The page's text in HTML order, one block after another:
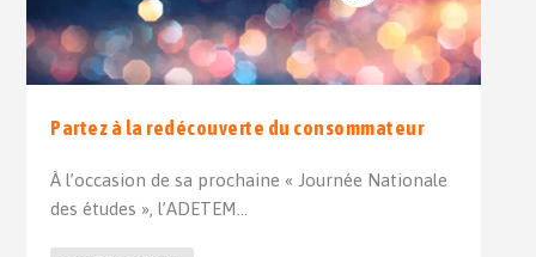
Partez à la redécouverte du consommateur
À l’occasion de sa prochaine « Journée Nationale
des études », l’ADETEM...